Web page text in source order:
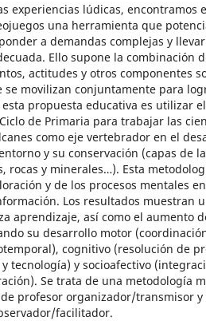
experiencias lúdicas, encontramos
una herramienta que
a demandas complejas y
Ello supone la combinación
actitudes y otros componentes
movilizan conjuntamente para
propuesta educativa es utilizar
de Primaria para trabajar las
como eje vertebrador en el
y su conservación (capas de
rocas y minerales…). Esta
y de los procesos mentales
Los resultados muestran
aprendizaje, así como el aumento
su desarrollo motor
cognitivo (resolución de
tecnología) y socioafectivo
Se trata de una metodología
profesor organizador/transmisor y
facilitador.